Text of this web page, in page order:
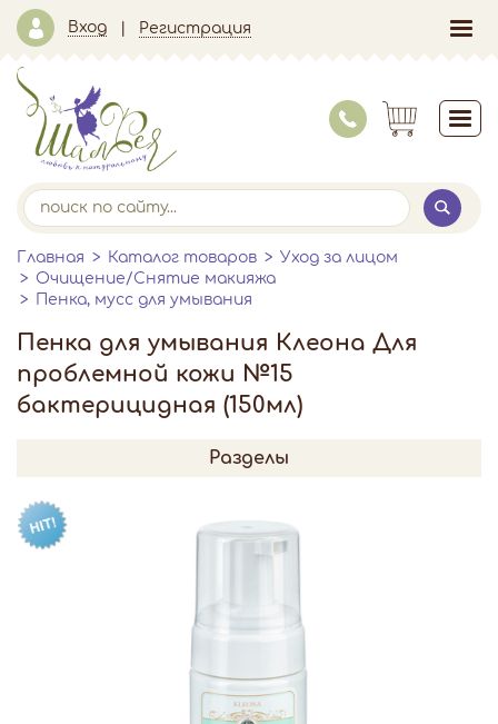
Вход Регистрация
Главная Каталог товаров
Уход за лицом
Очищение/Снятие макияжа
Пенка, мусс для умывания
Пенка для умывания Клеона Для
проблемной кожи №15
бактерицидная (150мл)
Разделы